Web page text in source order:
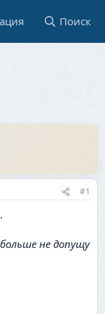
Поиск
#1
не допущу